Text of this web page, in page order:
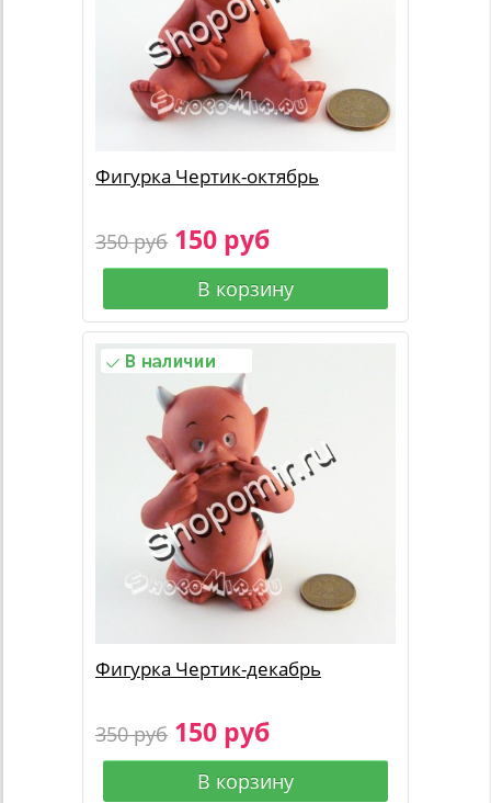
Фигурка Чертик-октябрь
350 руб 150 руб
В корзину
Фигурка Чертик-декабрь
350 руб 150 руб
В корзину